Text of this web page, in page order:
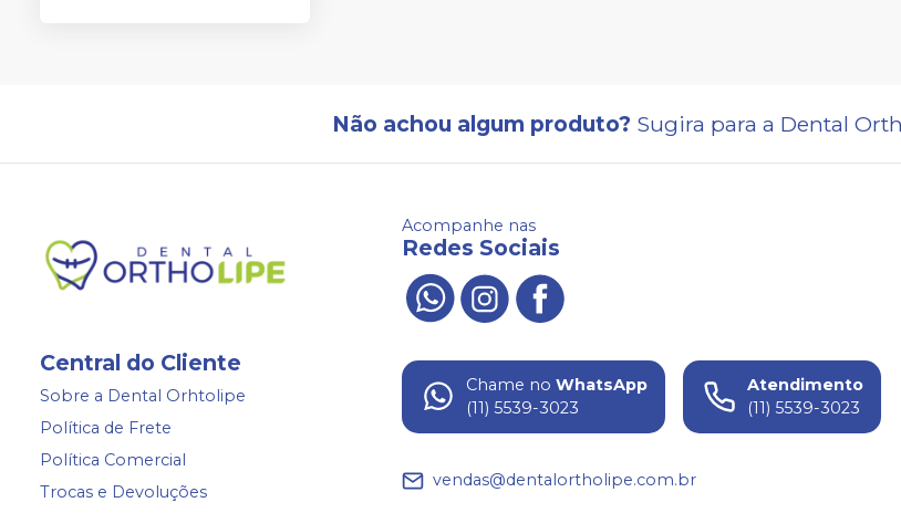
Não achou algum produto? Sugira para a Dental
Central do Cliente
Sobre a Dental Orhtolipe
Política de Frete
Política Comercial
Trocas e Devoluções
Acompanhe nas
Redes Sociais
Chame no WhatsApp
(11) 5539-3023
Atendimento
(11) 5539-3023
vendas@dentalortholipe.com.br